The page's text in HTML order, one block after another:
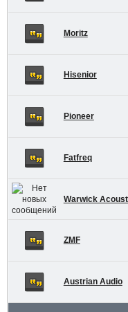
Moritz
Hisenior
Pioneer
Fatfreq
Warwick
ZMF
Austrian Audio